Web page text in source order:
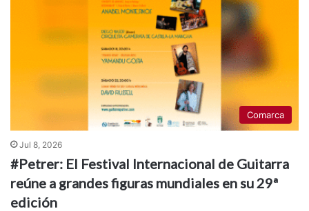
Comarca
Jul 8, 2026
#Petrer: El Festival Internacional de Guitarra
reúne a grandes figuras mundiales en su 29ª
edición